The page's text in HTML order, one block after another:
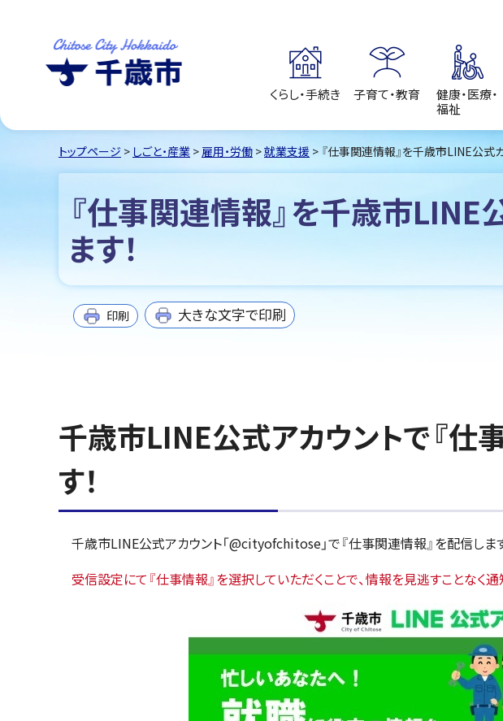
くらし・手続き 子育て・教育
健康・医療・
福祉
トップページ > しごと・産業 > 雇用・労働 >就業支援 > 『仕事関連情報』を千歳市LINE公式
『仕事関連情報』を千歳市LINE
ます！
印刷 大きな文字で印刷
千歳市LINE公式アカウントで『仕
す！
千歳市LINE公式アカウント「@cityofchitose」で『仕事関連情報』を配信しま
受信設定にて『仕事情報』を選択していただくことで、情報を見逃すことなく